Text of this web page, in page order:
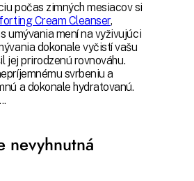
počas zimných mesiacov si
Cream Cleanser,
umývania mení na vyživujúci
dokonale vyčistí vašu
jej prirodzenú rovnováhu.
svrbeniu a
a dokonale hydratovanú.
nevyhnutná